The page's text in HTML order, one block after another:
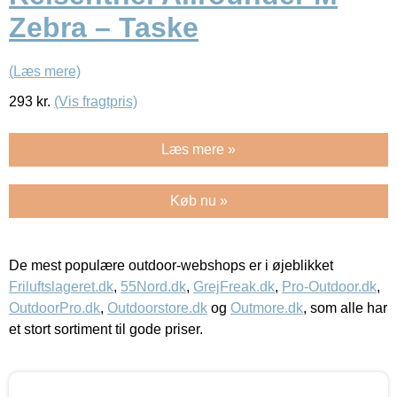
Zebra – Taske
(Læs mere)
293 kr. (Vis fragtpris)
Læs mere »
Køb nu »
De mest populære outdoor-webshops er i øjeblikket
Friluftslageret.dk, 55Nord.dk, GrejFreak.dk, Pro-Outdoor.dk,
OutdoorPro.dk, Outdoorstore.dk og Outmore.dk, som alle har
et stort sortiment til gode priser.